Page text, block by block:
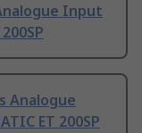
Input
Analogue
ET 200SP